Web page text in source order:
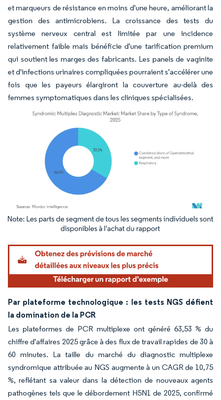
et marqueurs de résistance en moins d'une heure, améliorant la
gestion des antimicrobiens. La croissance des tests du
système nerveux central est limitée par une incidence
relativement faible mais bénéficie d'une tarification premium
qui soutient les marges des fabricants. Les panels de vaginite
et d'infections urinaires compliquées pourraient s'accélérer une
fois que les payeurs élargiront la couverture au-delà des
femmes symptomatiques dans les cliniques spécialisées.
Image © Mordor Intelligence. La réutilisation nécessite une attribution sous CC BY
Par plateforme technologique : les tests NGS défient
la domination de la PCR
Les plateformes de PCR multiplexe ont généré 63,53 % du
chiffre d'affaires 2025 grâce à des flux de travail rapides de 30 à
60 minutes. La taille du marché du diagnostic multiplexe
syndromique attribuée au NGS augmente à un CAGR de 10,75
%, reflétant sa valeur dans la détection de nouveaux agents
pathogènes tels que le débordement H5N1 de 2025, confirmé